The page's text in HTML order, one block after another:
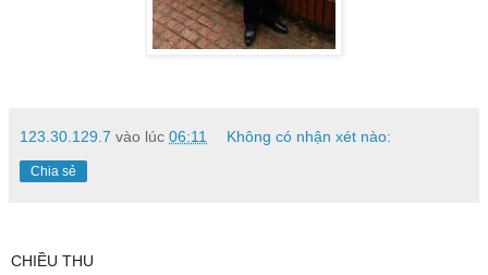
123.30.129.7 vào lúc 06:11 Không có nhận xét nào:
Chia sẻ
CHIỀU THU